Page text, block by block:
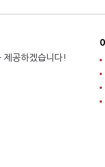
제공하겠습니다!